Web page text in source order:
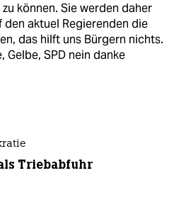
können. Sie werden daher
den aktuel Regierenden die
das hilft uns Bürgern nichts.
Gelbe, SPD nein danke
Triebabfuhr